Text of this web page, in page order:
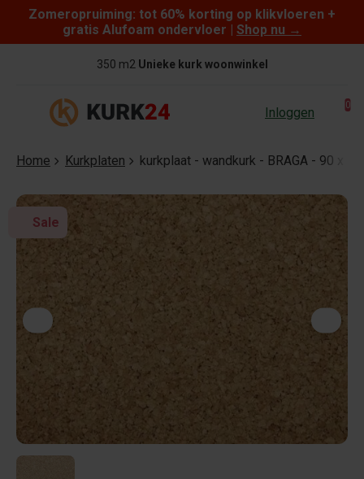
Skip to content
Zomeropruiming: tot 60% korting op klikvloeren +
gratis Alufoam ondervloer | Shop nu →
350 m2 Unieke kurk woonwinkel
Inloggen 0
Home Kurkplaten kurkplaat - wandkurk - BRAGA - 90 x
Sale